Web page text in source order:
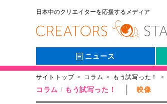
日本中のクリエイターを応援するメディア
ニュース
サイトトップ コラム もう試写った！
コラム もう試写った！ 映像